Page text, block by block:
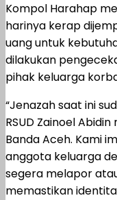
Kompol Harahap
harinya kerap
uang untuk
dilakukan
pihak keluarga
“Jenazah saat ini
RSUD Zainoel
Banda Aceh. Kami
anggota keluarga
segera melapor
memastikan